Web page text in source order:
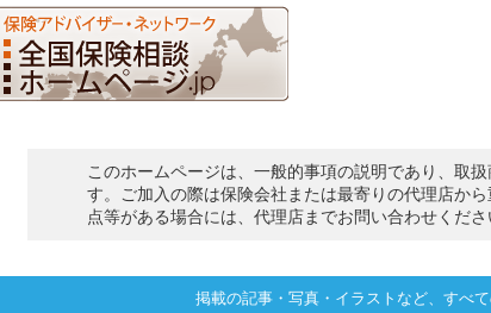
このホームページは、一般的事項の説明であり、取
す。ご加入の際は保険会社または最寄りの代理店か
点等がある場合には、代理店までお問い合わせくださ
掲載の記事・写真・イラストなど、すべ